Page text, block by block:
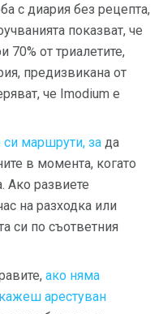
с диария без рецепта,
показват, че
70% от триалетите,
предизвикана от
че Imodium е
маршрути, за да
в момента, когато
Ако развиете
на разходка или
си по съответния
ако няма
арестуван